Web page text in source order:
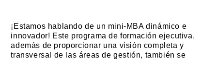
¡Estamos hablando de un mini-MBA dinámico e
innovador! Este programa de formación ejecutiva,
además de proporcionar una visión completa y
transversal de las áreas de gestión, también se